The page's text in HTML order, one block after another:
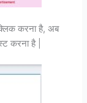
करना है, अब
करना है |